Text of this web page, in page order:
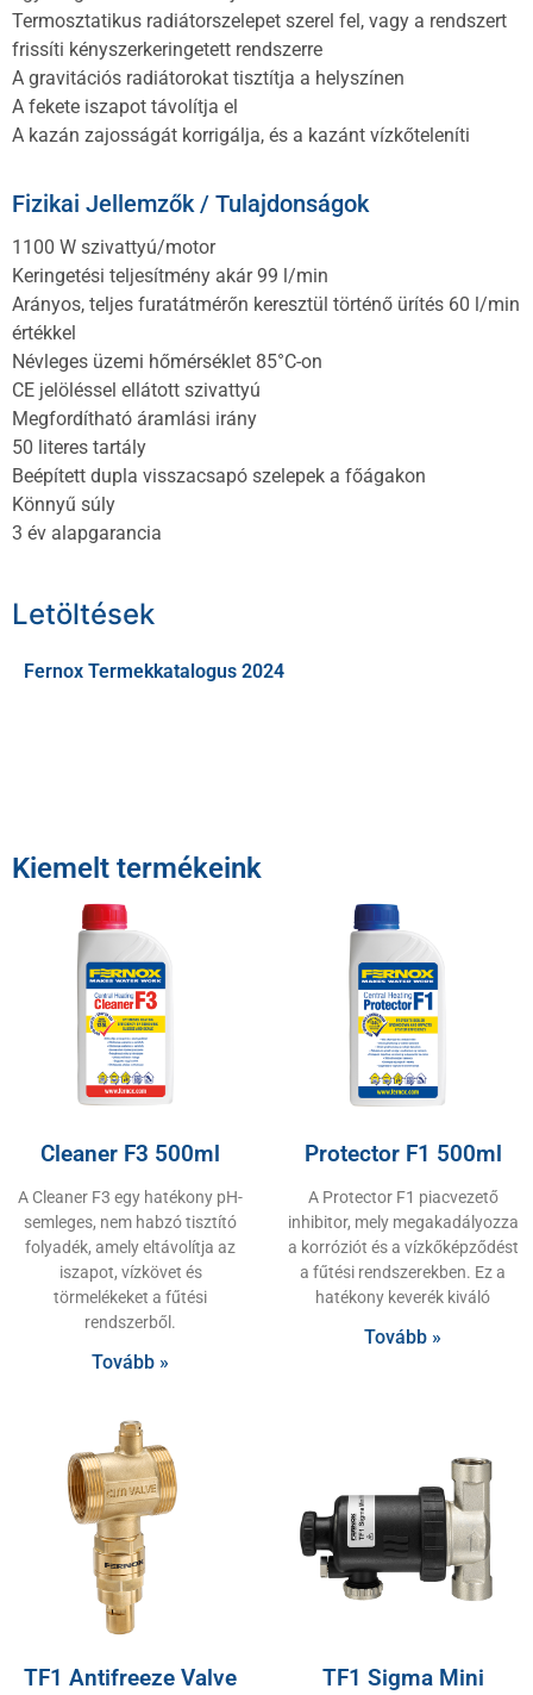
Termosztatikus radiátorszelepet szerel fel, vagy a rendszert
frissíti kényszerkeringetett rendszerre
A gravitációs radiátorokat tisztítja a helyszínen
A fekete iszapot távolítja el
A kazán zajosságát korrigálja, és a kazánt vízkőteleníti
Fizikai Jellemzők / Tulajdonságok
1100 W szivattyú/motor
Keringetési teljesítmény akár 99 l/min
Arányos, teljes furatátmérőn keresztül történő ürítés 60 l/min
értékkel
Névleges üzemi hőmérséklet 85°C-on
CE jelöléssel ellátott szivattyú
Megfordítható áramlási irány
50 literes tartály
Beépített dupla visszacsapó szelepek a főágakon
Könnyű súly
3 év alapgarancia
Letöltések
Fernox Termekkatalogus 2024
Kiemelt termékeink
Cleaner F3 500ml
A Cleaner F3 egy hatékony pH-
semleges, nem habzó tisztító
folyadék, amely eltávolítja az
iszapot, vízkövet és
törmelékeket a fűtési
rendszerből.
Tovább »
Protector F1 500ml
A Protector F1 piacvezető
inhibitor, mely megakadályozza
a korróziót és a vízkőképződést
a fűtési rendszerekben. Ez a
hatékony keverék kiváló
Tovább »
TF1 Antifreeze Valve TF1 Sigma Mini